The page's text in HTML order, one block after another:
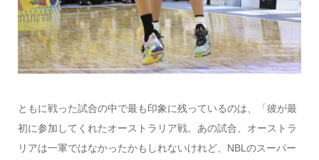
ともに戦った試合の中で最も印象に残っているのは、「彼が最
初に参加してくれたオーストラリア戦。あの試合、オーストラ
リアは一軍ではなかったかもしれないけれど、NBLのスーパー